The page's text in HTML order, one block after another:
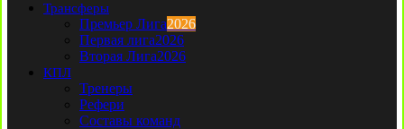
Трансферы
Премьер Лига2026
Первая лига2026
Вторая Лига2026
КПЛ
Тренеры
Рефери
Составы команд